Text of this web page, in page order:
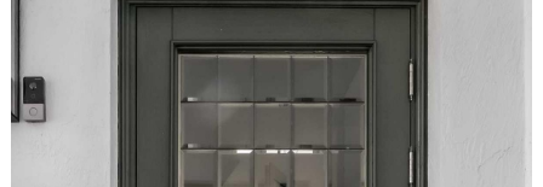
С отделкой из дерева
С декоративными панелями
Под отделку
Образцы входные